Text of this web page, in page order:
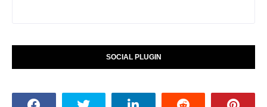
SOCIAL PLUGIN